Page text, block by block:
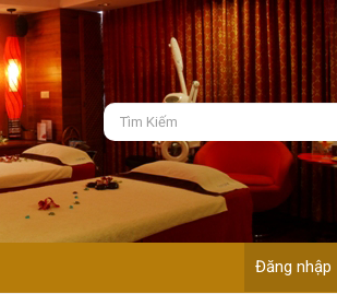
Đăng nhập